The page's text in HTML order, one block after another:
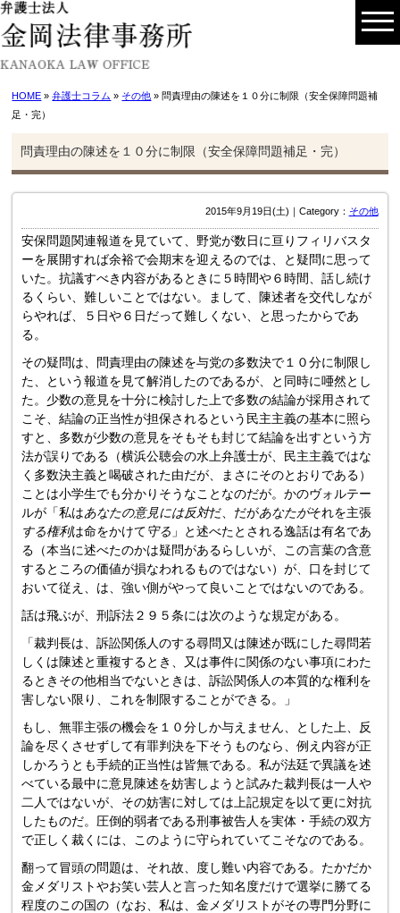
HOME »弁護士コラム » その他 » 問責理由の陳述を１０分に制限（安全保障問題補
足・完）
問責理由の陳述を１０分に制限（安全保障問題補足・完）
2015年9月19日(土)｜Category： その他
安保問題関連報道を見ていて、野党が数日に亘りフィリバスタ
ーを展開すれば余裕で会期末を迎えるのでは、と疑問に思って
いた。抗議すべき内容があるときに５時間や６時間、話し続け
るくらい、難しいことではない。まして、陳述者を交代しなが
らやれば、５日や６日だって難しくない、と思ったからであ
る。
その疑問は、問責理由の陳述を与党の多数決で１０分に制限し
た、という報道を見て解消したのであるが、と同時に唖然とし
た。少数の意見を十分に検討した上で多数の結論が採用されて
こそ、結論の正当性が担保されるという民主主義の基本に照ら
すと、多数が少数の意見をそもそも封じて結論を出すという方
法が誤りである（横浜公聴会の水上弁護士が、民主主義ではな
く多数決主義と喝破された由だが、まさにそのとおりである）
ことは小学生でも分かりそうなことなのだが。かのヴォルテー
ルが「私はあなたの意見には反対だ、だがあなたがそれを主張
する権利は命をかけて守る 」と述べたとされる逸話は有名であ
る（本当に述べたのかは疑問があるらしいが、この言葉の含意
するところの価値が損なわれるものではない）が、口を封じて
おいて従え、は、強い側がやって良いことではないのである。
話は飛ぶが、刑訴法２９５条には次のような規定がある。
「裁判長は、訴訟関係人のする尋問又は陳述が既にした尋問若
しくは陳述と重複するとき、又は事件に関係のない事項にわた
るときその他相当でないときは、訴訟関係人の本質的な権利を
害しない限り、これを制限することができる。」
もし、無罪主張の機会を１０分しか与えません、とした上、反
論を尽くさせずして有罪判決を下そうものなら、例え内容が正
しかろうとも手続的正当性は皆無である。私が法廷で異議を述
べている最中に意見陳述を妨害しようと試みた裁判長は一人や
二人ではないが、その妨害に対しては上記規定を以て更に対抗
したものだ。圧倒的弱者である刑事被告人を実体・手続の双方
で正しく裁くには、このように守られていてこそなのである。
翻って冒頭の問題は、それ故、度し難い内容である。たかだか
金メダリストやお笑い芸人と言った知名度だけで選挙に勝てる
程度のこの国の（なお、私は、金メダリストがその専門分野に